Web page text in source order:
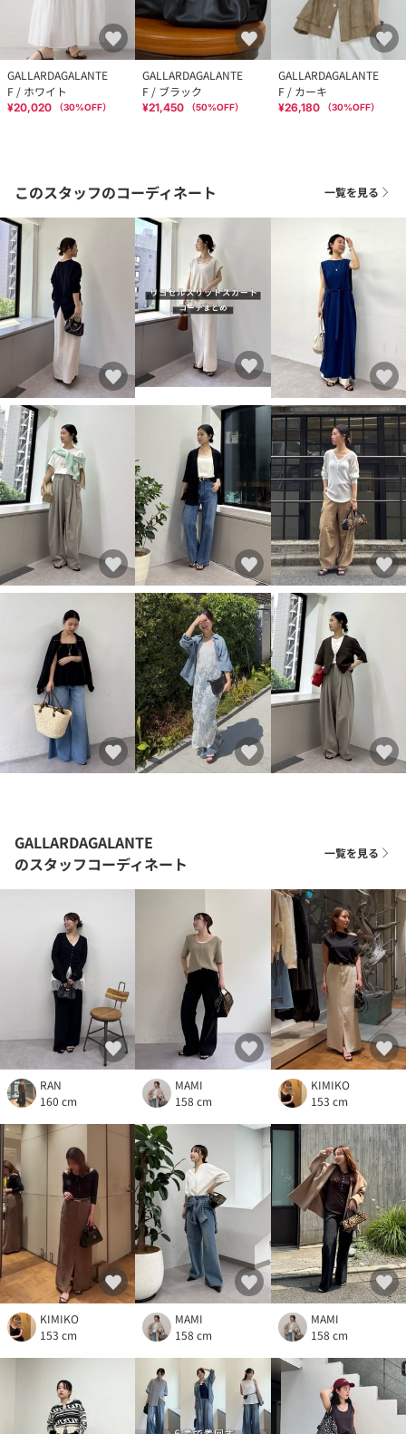
GALLARDAGALANTE
F / ホワイト
¥20,020 （30%OFF）
GALLARDAGALANTE
F / ブラック
¥21,450 （50%OFF）
GALLARDAGALANTE
F / カーキ
¥26,180 （30%OFF）
このスタッフのコーディネート 一覧を見る
GALLARDAGALANTE
のスタッフコーディネート
一覧を見る
RAN
160 cm
MAMI
158 cm
KIMIKO
153 cm
KIMIKO
153 cm
MAMI
158 cm
MAMI
158 cm